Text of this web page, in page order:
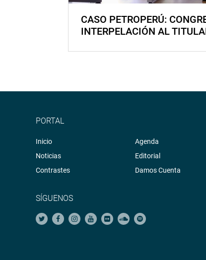
CASO PETROPERÚ:
INTERPELACIÓN AL
PORTAL
Inicio
Noticias
Contrastes
Agenda
Editorial
Damos Cuenta
SÍGUENOS